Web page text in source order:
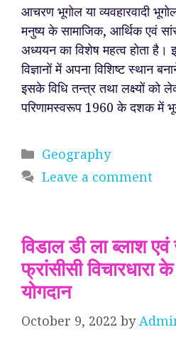
आचरण भूगोल या व्यवहारवादी
मनुष्य के सामाजिक, आर्थिक एवं
अध्ययन का विशेष महत्व होता है।
विज्ञानों में अपना विशिष्ट स्थान
इसके विधि तन्त्र तथा लक्ष्यों को
परिणामस्वरूप 1960 के दशक में
Categories
Geography
Leave a comment
विडाल डी ला ब्लाश
फ्रांसीसी विचारधारा
योगदान
October 9, 2022 by